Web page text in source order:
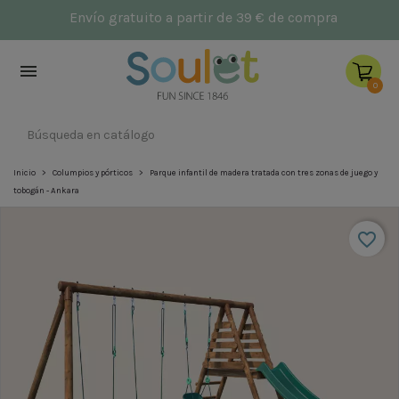
NUEVO: Parques infantilesHéctor

0
Inicio Columpios y pórticos
Parque infantil de madera tratada con tres zonas de juego y
tobogán - Ankara
favorite_border